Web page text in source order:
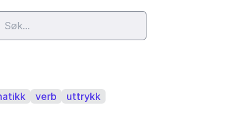
verb
uttrykk